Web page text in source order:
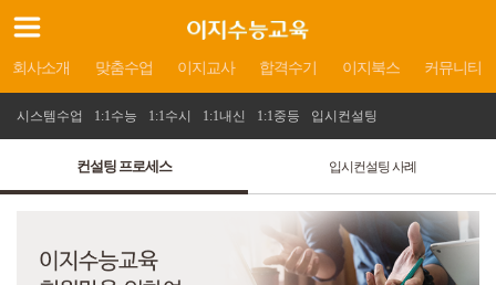
회사소개 맞춤수업 이지교사 합격수기 이지북스 커뮤니티
시스템수업 1:1수능 1:1수시 1:1내신 1:1중등 입시컨설팅
컨설팅 프로세스 입시컨설팅 사례